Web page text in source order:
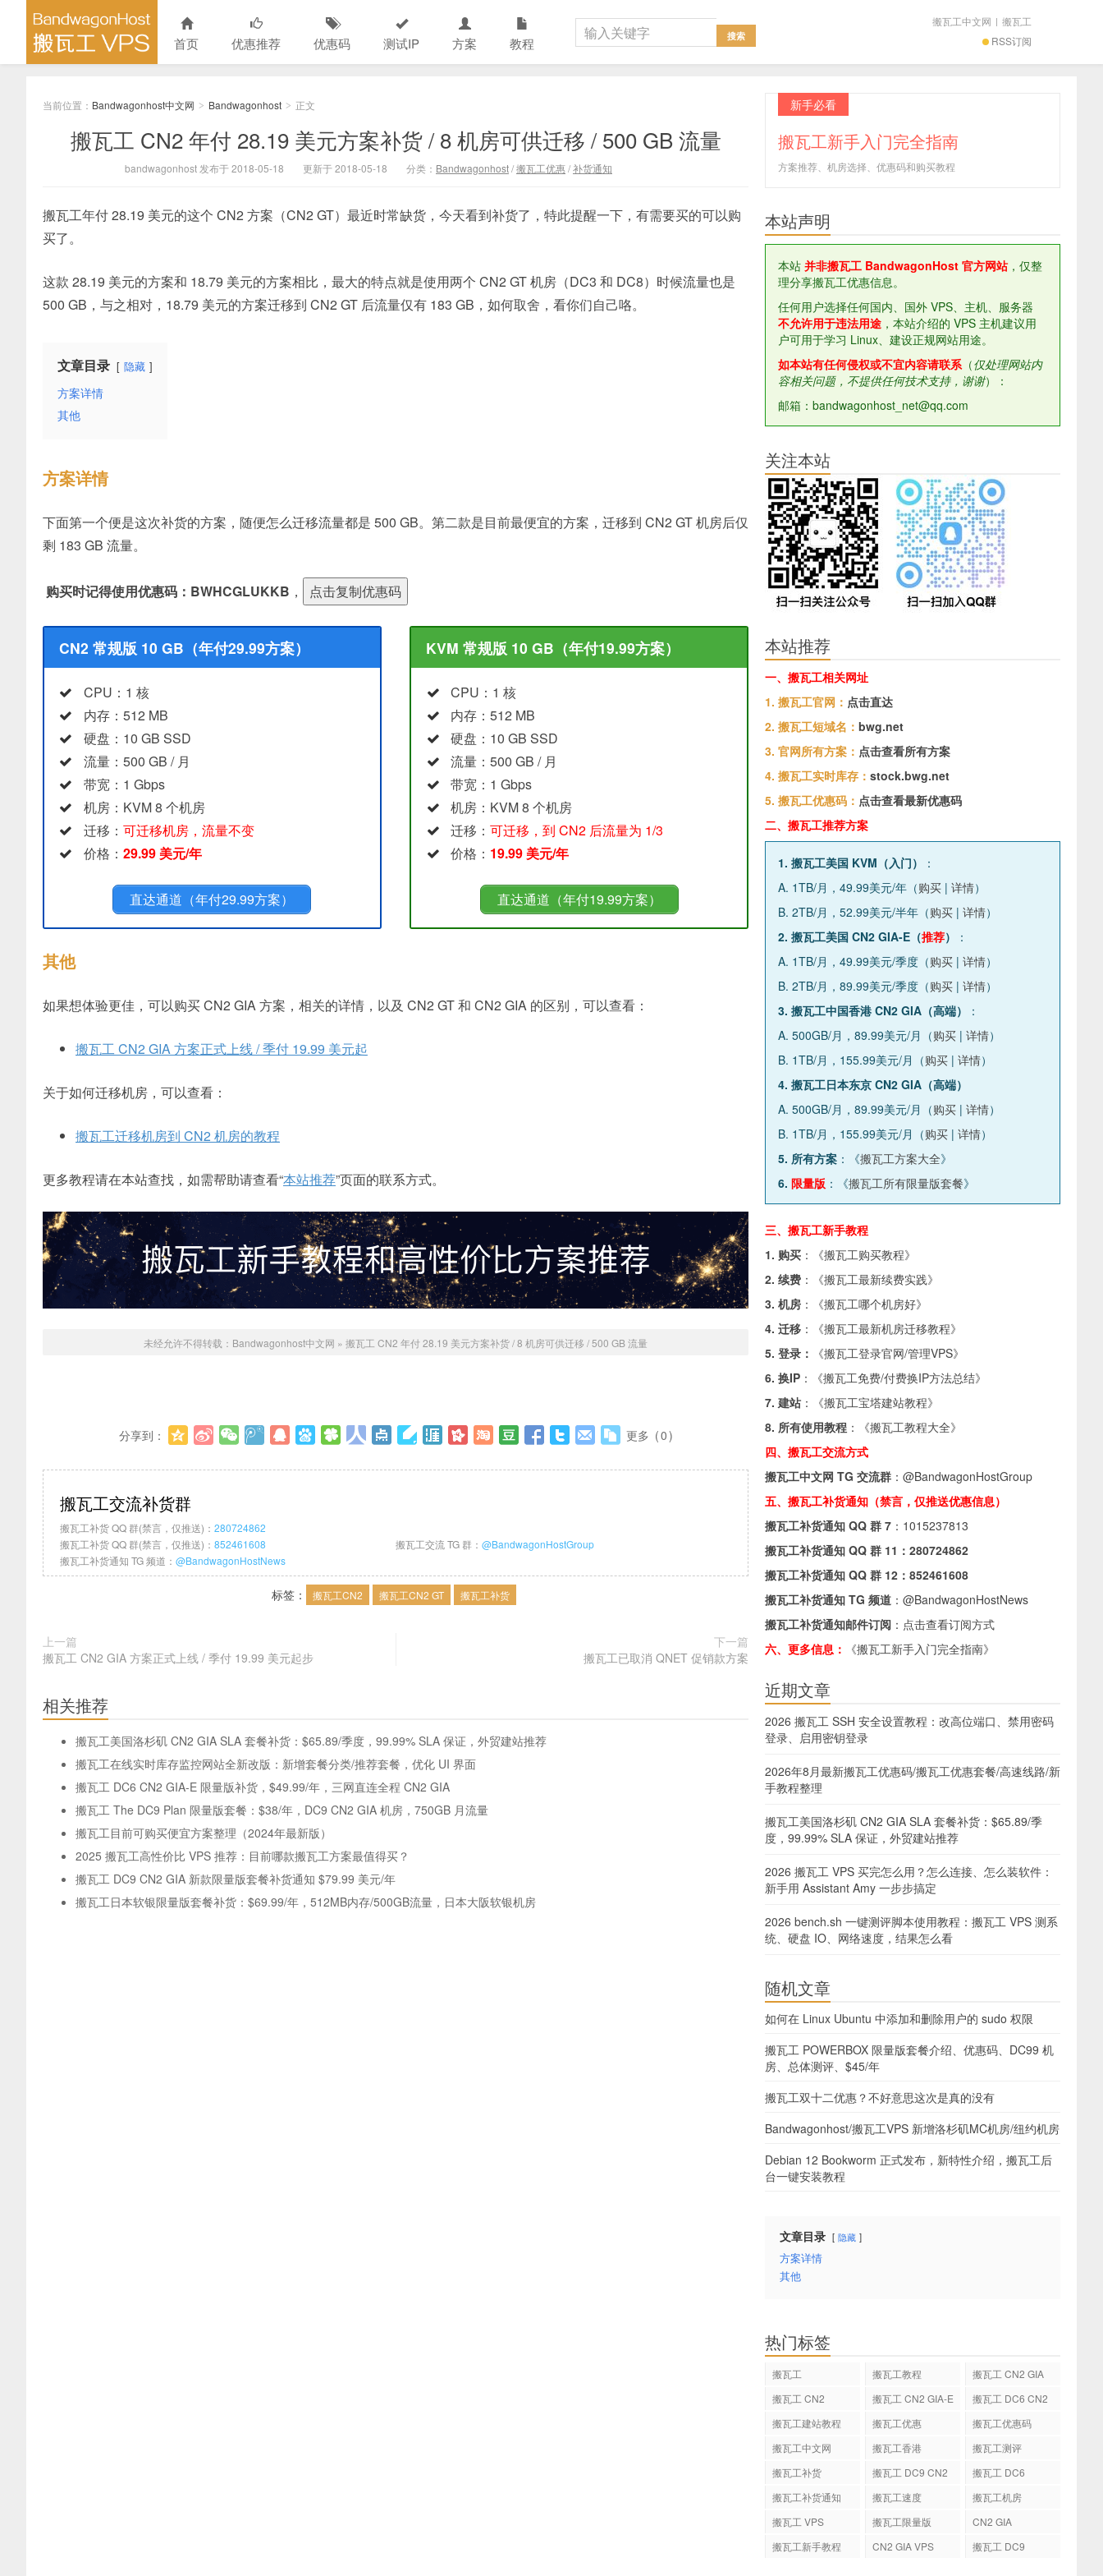
首页 优惠推荐 优惠码 测试IP 方案 教程 RSS订阅
搬瓦工中文网 | 搬瓦工
当前位置： Bandwagonhost中文网 > Bandwagonhost > 正文
搬瓦工 CN2 年付 28.19 美元方案补货 / 8 机房可供迁移 / 500 GB 流量
bandwagonhost 发布于 2018-05-18 更新于 2018-05-18 分类： Bandwagonhost/搬瓦工优惠/补货通知
搬瓦工年付 28.19 美元的这个 CN2 方案（CN2 GT）最近时常缺货，今天看到补货了，特此提醒一下，有需要买的可以购
买了。
这款 28.19 美元的方案和 18.79 美元的方案相比，最大的特点就是使用两个 CN2 GT 机房（DC3 和 DC8）时候流量也是
500 GB，与之相对，18.79 美元的方案迁移到 CN2 GT 后流量仅有 183 GB，如何取舍，看你们自己咯。
文章目录 隐藏
方案详情
其他
方案详情
下面第一个便是这次补货的方案，随便怎么迁移流量都是 500 GB。第二款是目前最便宜的方案，迁移到 CN2 GT 机房后仅
剩 183 GB 流量。
购买时记得使用优惠码：BWHCGLUKKB ，
CN2 常规版 10 GB（年付29.99方案）
CPU：1 核
内存：512 MB
硬盘：10 GB SSD
流量：500 GB / 月
带宽：1 Gbps
机房：KVM 8 个机房
迁移： 可迁移机房，流量不变
价格： 29.99 美元/年
直达通道（年付29.99方案）
KVM 常规版 10 GB（年付19.99方案）
CPU：1 核
内存：512 MB
硬盘：10 GB SSD
流量：500 GB / 月
带宽：1 Gbps
机房：KVM 8 个机房
迁移：可迁移，到 CN2 后流量为 1/3
价格： 19.99 美元/年
直达通道（年付19.99方案）
其他
如果想体验更佳，可以购买 CN2 GIA 方案，相关的详情，以及 CN2 GT 和 CN2 GIA 的区别，可以查看：
搬瓦工 CN2 GIA 方案正式上线 / 季付 19.99 美元起
关于如何迁移机房，可以查看：
搬瓦工迁移机房到 CN2 机房的教程
更多教程请在本站查找，如需帮助请查看“本站推荐”页面的联系方式。
未经允许不得转载： Bandwagonhost中文网 » 搬瓦工 CN2 年付 28.19 美元方案补货 / 8 机房可供迁移 / 500 GB 流量
分享到： 更多 (0)
搬瓦工交流补货群
搬瓦工补货 QQ 群(禁言，仅推送)： 280724862
搬瓦工补货 QQ 群(禁言，仅推送)： 852461608 搬瓦工交流 TG 群： @BandwagonHostGroup
搬瓦工补货通知 TG 频道： @BandwagonHostNews
标签： 搬瓦工CN2 搬瓦工CN2 GT 搬瓦工补货
上一篇
搬瓦工 CN2 GIA 方案正式上线 / 季付 19.99 美元起步
下一篇
搬瓦工已取消 QNET 促销款方案
相关推荐
搬瓦工美国洛杉矶 CN2 GIA SLA 套餐补货：$65.89/季度，99.99% SLA 保证，外贸建站推荐
搬瓦工在线实时库存监控网站全新改版：新增套餐分类/推荐套餐，优化 UI 界面
搬瓦工 DC6 CN2 GIA-E 限量版补货，$49.99/年，三网直连全程 CN2 GIA
搬瓦工 The DC9 Plan 限量版套餐：$38/年，DC9 CN2 GIA 机房，750GB 月流量
搬瓦工目前可购买便宜方案整理（2024年最新版）
2025 搬瓦工高性价比 VPS 推荐：目前哪款搬瓦工方案最值得买？
搬瓦工 DC9 CN2 GIA 新款限量版套餐补货通知 $79.99 美元/年
搬瓦工日本软银限量版套餐补货：$69.99/年，512MB内存/500GB流量，日本大阪软银机房
新手必看
搬瓦工新手入门完全指南
方案推荐、机房选择、优惠码和购买教程
本站声明
本站 并非搬瓦工 BandwagonHost 官方网站，仅整
理分享搬瓦工优惠信息。
任何用户选择任何国内、国外 VPS、主机、服务器
不允许用于违法用途 ，本站介绍的 VPS 主机建议用
户可用于学习 Linux、建设正规网站用途。
如本站有任何侵权或不宜内容请联系（仅处理网站内
容相关问题，不提供任何技术支持，谢谢）：
邮箱：bandwagonhost_net@qq.com
关注本站
本站推荐
一、搬瓦工相关网址
1. 搬瓦工官网： 点击直达
2. 搬瓦工短域名： bwg.net
3. 官网所有方案： 点击查看所有方案
4. 搬瓦工实时库存： stock.bwg.net
5. 搬瓦工优惠码： 点击查看最新优惠码
二、搬瓦工推荐方案
1. 搬瓦工美国 KVM（入门）
：
A. 1TB/月，49.99美元/年（购买 | 详情）
B. 2TB/月，52.99美元/半年（购买 | 详情）
2. 搬瓦工美国 CN2 GIA-E（推荐）
：
A. 1TB/月，49.99美元/季度（购买 | 详情）
B. 2TB/月，89.99美元/季度（购买 | 详情）
3. 搬瓦工中国香港 CN2 GIA（高端）
：
A. 500GB/月，89.99美元/月（购买 | 详情）
B. 1TB/月，155.99美元/月（购买 | 详情）
4. 搬瓦工日本东京 CN2 GIA（高端）
A. 500GB/月，89.99美元/月（购买 | 详情）
B. 1TB/月，155.99美元/月（购买 | 详情）
5. 所有方案 ：《搬瓦工方案大全》
6. 限量版 ：《搬瓦工所有限量版套餐》
三、搬瓦工新手教程
1. 购买 ：《搬瓦工购买教程》
2. 续费 ：《搬瓦工最新续费实践》
3. 机房 ：《搬瓦工哪个机房好》
4. 迁移 ：《搬瓦工最新机房迁移教程》
5. 登录：
《搬瓦工登录官网/管理VPS》
6. 换IP ：《搬瓦工免费/付费换IP方法总结》
7. 建站 ：《搬瓦工宝塔建站教程》
8. 所有使用教程 ：《搬瓦工教程大全》
四、搬瓦工交流方式
搬瓦工中文网 TG 交流群 ： @BandwagonHostGroup
五、搬瓦工补货通知（禁言，仅推送优惠信息）
搬瓦工补货通知 QQ 群 7 ： 1015237813
搬瓦工补货通知 QQ 群 11： 280724862
搬瓦工补货通知 QQ 群 12： 852461608
搬瓦工补货通知 TG 频道 ： @BandwagonHostNews
搬瓦工补货通知邮件订阅 ： 点击查看订阅方式
六、更多信息：
《搬瓦工新手入门完全指南》
近期文章
2026 搬瓦工 SSH 安全设置教程：改高位端口、禁用密码
登录、启用密钥登录
2026年8月最新搬瓦工优惠码/搬瓦工优惠套餐/高速线路/新
手教程整理
搬瓦工美国洛杉矶 CN2 GIA SLA 套餐补货：$65.89/季
度，99.99% SLA 保证，外贸建站推荐
2026 搬瓦工 VPS 买完怎么用？怎么连接、怎么装软件：
新手用 Assistant Amy 一步步搞定
2026 bench.sh 一键测评脚本使用教程：搬瓦工 VPS 测系
统、硬盘 IO、网络速度，结果怎么看
随机文章
如何在 Linux Ubuntu 中添加和删除用户的 sudo 权限
搬瓦工 POWERBOX 限量版套餐介绍、优惠码、DC99 机
房、总体测评、$45/年
搬瓦工双十二优惠？不好意思这次是真的没有
Bandwagonhost/搬瓦工VPS 新增洛杉矶MC机房/纽约机房
Debian 12 Bookworm 正式发布，新特性介绍，搬瓦工后
台一键安装教程
文章目录 隐藏
方案详情
其他
热门标签
搬瓦工 搬瓦工教程
搬瓦工 CN2 GIA
搬瓦工 CN2
搬瓦工 CN2 GIA-E
搬瓦工 DC6 CN2
搬瓦工建站教程 搬瓦工优惠
搬瓦工优惠码
搬瓦工中文网
搬瓦工香港
搬瓦工测评
搬瓦工补货
搬瓦工 DC9 CN2
搬瓦工 DC6
搬瓦工补货通知
搬瓦工速度
搬瓦工机房
搬瓦工 VPS
搬瓦工限量版
CN2 GIA
搬瓦工新手教程
CN2 GIA VPS 搬瓦工 DC9